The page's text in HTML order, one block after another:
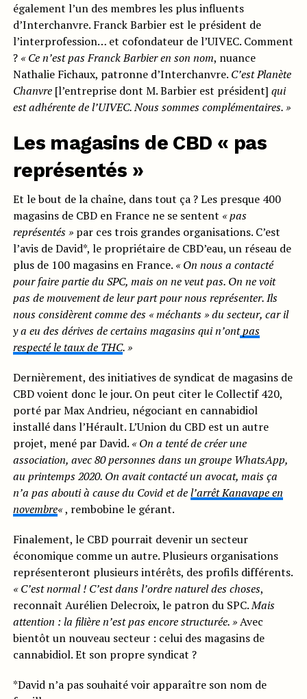
également l’un des membres les plus influents
d’Interchanvre. Franck Barbier est le président de
l’interprofession… et cofondateur de l’UIVEC. Comment
? « Ce n’est pas Franck Barbier en son nom, nuance
Nathalie Fichaux, patronne d’Interchanvre. C’est Planète
Chanvre [l’entreprise dont M. Barbier est président] qui
est adhérente de l’UIVEC. Nous sommes complémentaires. »
Les magasins de CBD « pas
représentés »
Et le bout de la chaîne, dans tout ça ? Les presque 400
magasins de CBD en France ne se sentent « pas
représentés »par ces trois grandes organisations. C’est
l’avis de David*, le propriétaire de CBD’eau, un réseau de
plus de 100 magasins en France. « On nous a contacté
pour faire partie du SPC, mais on ne veut pas. On ne voit
pas de mouvement de leur part pour nous représenter. Ils
nous considèrent comme des « méchants » du secteur, car il
y a eu des dérives de certains magasins qui n’ontpas
respecté le taux de THC. »
Dernièrement, des initiatives de syndicat de magasins de
CBD voient donc le jour. On peut citer le Collectif 420,
porté par Max Andrieu, négociant en cannabidiol
installé dans l’Hérault. L’Union du CBD est un autre
projet, mené par David. « On a tenté de créer une
association, avec 80 personnes dans un groupe WhatsApp,
au printemps 2020. On avait contacté un avocat, mais ça
n’a pas abouti à cause du Covid et del’arrêt Kanavape en
novembre«, rembobine le gérant.
Finalement, le CBD pourrait devenir un secteur
économique comme un autre. Plusieurs organisations
représenteront plusieurs intérêts, des profils différents.
« C’est normal ! C’est dans l’ordre naturel des choses,
reconnaît Aurélien Delecroix, le patron du SPC.Mais
attention : la filière n’est pas encore structurée. »Avec
bientôt un nouveau secteur : celui des magasins de
cannabidiol. Et son propre syndicat ?
*David n’a pas souhaité voir apparaître son nom de